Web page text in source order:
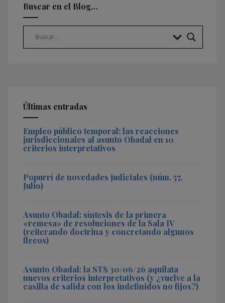
Buscar en el Blog…
Últimas entradas
Empleo público temporal: las reacciones
jurisdiccionales al asunto Obadal en 10
criterios interpretativos
Popurrí de novedades judiciales (núm. 57,
Julio)
Asunto Obadal: síntesis de la primera
«remesa» de resoluciones de la Sala IV
(reiterando doctrina y concretando algunos
flecos)
Asunto Obadal: la STS 30/06/26 aquilata
nuevos criterios interpretativos (y ¿vuelve a la
casilla de salida con los indefinidos no fijos?)